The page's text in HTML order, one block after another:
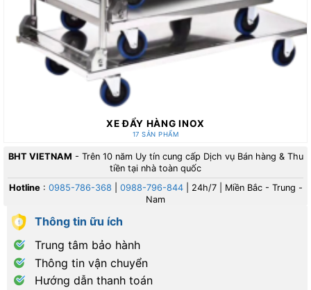
XE ĐẨY HÀNG INOX
17 SẢN PHẨM
BHT VIETNAM - Trên 10 năm Uy tín cung cấp Dịch vụ Bán hàng & Thu
tiền tại nhà toàn quốc
Hotline: 0985-786-368 0988-796-844| 24h/7 | Miền Bắc - Trung -
Nam
Thông tin ữu ích
Trung tâm bảo hành
Thông tin vận chuyển
Hướng dẫn thanh toán